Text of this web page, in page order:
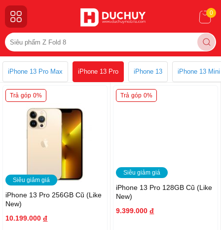
0
iPhone 13 Pro Max iPhone 13 Pro iPhone 13 iPhone 13 Mini
Trả góp 0%
Siêu giảm giá
iPhone 13 Pro 256GB Cũ (Like
New)
10.199.000 đ
Trả góp 0%
Siêu giảm giá
iPhone 13 Pro 128GB Cũ (Like
New)
9.399.000 đ